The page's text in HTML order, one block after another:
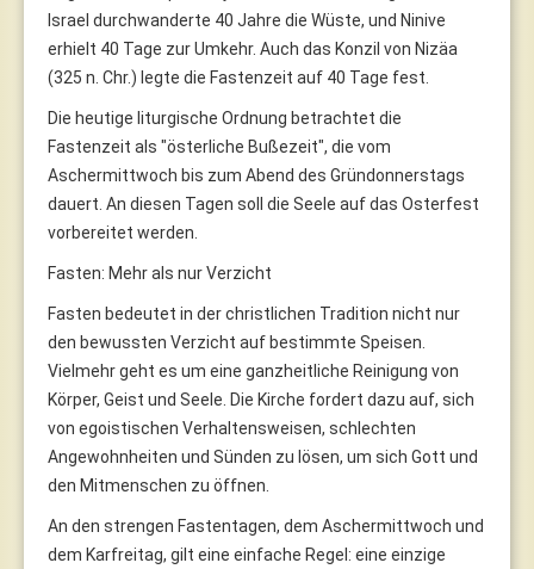
Israel durchwanderte 40 Jahre die Wüste, und Ninive
erhielt 40 Tage zur Umkehr. Auch das Konzil von Nizäa
(325 n. Chr.) legte die Fastenzeit auf 40 Tage fest.
Die heutige liturgische Ordnung betrachtet die
Fastenzeit als "österliche Bußezeit", die vom
Aschermittwoch bis zum Abend des Gründonnerstags
dauert. An diesen Tagen soll die Seele auf das Osterfest
vorbereitet werden.
Fasten: Mehr als nur Verzicht
Fasten bedeutet in der christlichen Tradition nicht nur
den bewussten Verzicht auf bestimmte Speisen.
Vielmehr geht es um eine ganzheitliche Reinigung von
Körper, Geist und Seele. Die Kirche fordert dazu auf, sich
von egoistischen Verhaltensweisen, schlechten
Angewohnheiten und Sünden zu lösen, um sich Gott und
den Mitmenschen zu öffnen.
An den strengen Fastentagen, dem Aschermittwoch und
dem Karfreitag, gilt eine einfache Regel: eine einzige